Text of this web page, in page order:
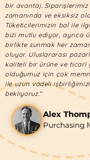
bir avantaj. Siparişlerimiz
zamanında ve eksiksiz
Tüketicilerimizin bal ile
bizi mutlu ediyor, ayrıca
birlikte sunmak her
oluyor. Uluslararası
kaliteli bir ürüne ve ticari
olduğumuz için çok
ile uzun vadeli
bekliyoruz."
Alex
Purchasing